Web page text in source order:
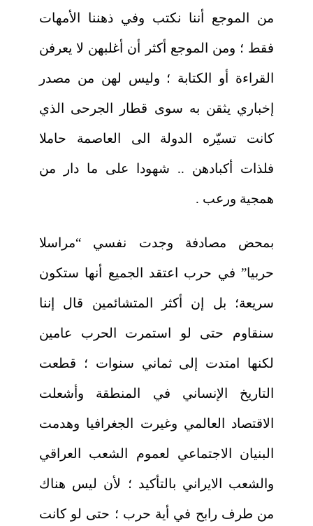
من الموجع أننا نكتب وفي ذهننا الأمهات
فقط ؛ ومن الموجع أكثر أن أغلبهن لا يعرفن
القراءة أو الكتابة ؛ وليس لهن من مصدر
إخباري يثقن به سوى قطار الجرحى الذي
كانت تسيّره الدولة الى العاصمة حاملا
فلذات أكبادهن .. شهودا على ما دار من
همجية ورعب .
بمحض مصادفة وجدت نفسي “مراسلا
حربيا” في حرب اعتقد الجميع أنها ستكون
سريعة؛ بل إن أكثر المتشائمين قال إننا
سنقاوم حتى لو استمرت الحرب عامين
لكنها امتدت إلى ثماني سنوات ؛ قطعت
التاريخ الإنساني في المنطقة وأشعلت
الاقتصاد العالمي وغيرت الجغرافيا وهدمت
البنيان الاجتماعي لعموم الشعب العراقي
والشعب الايراني بالتأكيد ؛ لأن ليس هناك
من طرف رابح في أية حرب ؛ حتى لو كانت